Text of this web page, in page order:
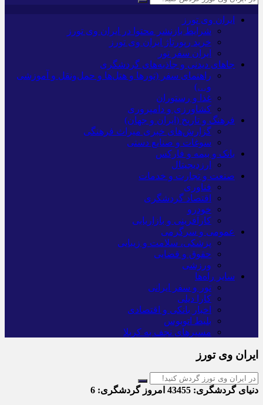
ایران وی تورز
شرایط بازنشر محتوا در ایران وی تورز
خرید رپورتاژ ایران وی تورز
ایران سفر تور
جاهای دیدنی و جاذبه‌های گردشگری
راهنمای سفر (تورها و هتل‌ها و حمل‌و‌نقل و آموزشی
و…)
غذا و رستوران
کشاورزی و دامپروری
فرهنگ و تاریخ (ایران و جهان)
گزارش‌های خبری میراث فرهنگی
سوغات و صنایع دستی
بانک و بیمه و فارکس
ارزدیجیتال
صنعت و تجارت و خدمات
فناوری
اقتصاد گردشگری
خودرو
کارآفرینی و بازاریابی
عمومی و سرگرمی
پزشکی، سلامت و زیبایی
حقوق و قضایی
ورزشی
سایر راه‌ها
تور و سفر ایرانی
کارا دیلی
اخبار بانکی و اقتصادی
بلیط اتوبوس
مسیرهای نجف به کربلا
ایران وی تورز
دنیای گردشگری: امروز گردشگری: